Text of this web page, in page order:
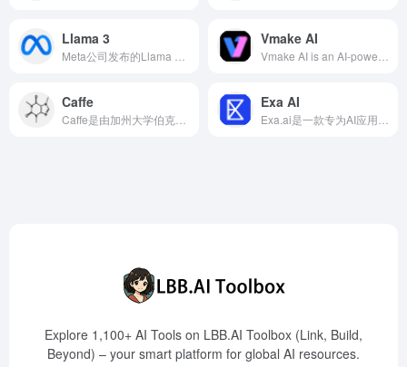
Llama 3 Vmake AI
Caffe Exa AI
Explore 1,100+ AI Tools on LBB.AI Toolbox (Link, Build,
Beyond) – your smart platform for global AI resources.